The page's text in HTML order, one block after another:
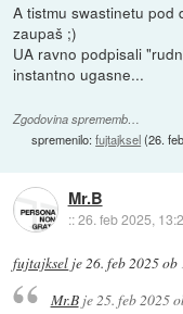
A tistmu swastinetu pod
zaupaš ;)
UA ravno podpisali
instantno ugasne...
Zgodovina sprememb…
spremenilo:fujtajksel(26.
Mr.B
::26. feb 2025,
fujtajksel je26. feb 2025 ob
Mr.Bje 25. feb 2025